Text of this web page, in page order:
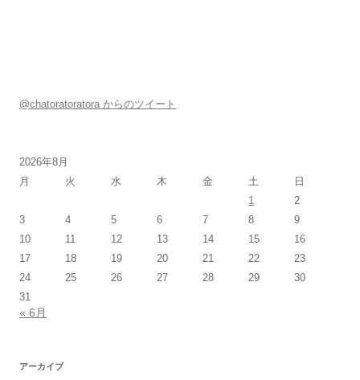
@chatoratoratora からのツイート
2026年8月
月
火 水 木 金 土
日
1
2
3
4 5 6 7 8
9
10
11 12 13 14 15
16
17
18 19 20 21 22
23
24
25 26 27 28 29
30
31
« 6月
アーカイブ